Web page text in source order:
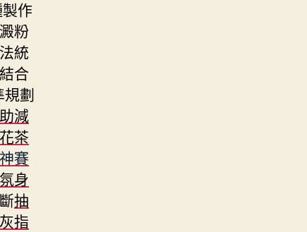
作
粉
統
合
規劃
減
茶
賽
身
抽
灰指